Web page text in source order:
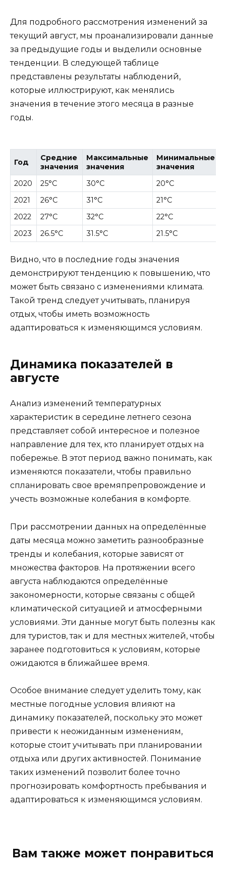
Для подробного рассмотрения изменений за
текущий август, мы проанализировали данные
за предыдущие годы и выделили основные
тенденции. В следующей таблице
представлены результаты наблюдений,
которые иллюстрируют, как менялись
значения в течение этого месяца в разные
годы.
Год
Средние
значения
Максимальные
значения
Минимальные
значения
2020
25°C 30°C
20°C
2021
26°C 31°C
21°C
2022
27°C 32°C
22°C
2023
26.5°C 31.5°C 21.5°C
Видно, что в последние годы значения
демонстрируют тенденцию к повышению, что
может быть связано с изменениями климата.
Такой тренд следует учитывать, планируя
отдых, чтобы иметь возможность
адаптироваться к изменяющимся условиям.
Динамика показателей в
августе
Анализ изменений температурных
характеристик в середине летнего сезона
представляет собой интересное и полезное
направление для тех, кто планирует отдых на
побережье. В этот период важно понимать, как
изменяются показатели, чтобы правильно
спланировать свое времяпрепровождение и
учесть возможные колебания в комфорте.
При рассмотрении данных на определённые
даты месяца можно заметить разнообразные
тренды и колебания, которые зависят от
множества факторов. На протяжении всего
августа наблюдаются определённые
закономерности, которые связаны с общей
климатической ситуацией и атмосферными
условиями. Эти данные могут быть полезны как
для туристов, так и для местных жителей, чтобы
заранее подготовиться к условиям, которые
ожидаются в ближайшее время.
Особое внимание следует уделить тому, как
местные погодные условия влияют на
динамику показателей, поскольку это может
привести к неожиданным изменениям,
которые стоит учитывать при планировании
отдыха или других активностей. Понимание
таких изменений позволит более точно
прогнозировать комфортность пребывания и
адаптироваться к изменяющимся условиям.
Вам также может понравиться